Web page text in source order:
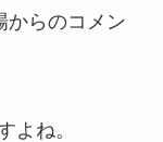
からのコメン
よね。